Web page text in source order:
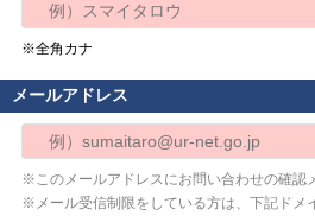
※全角カナ
メールアドレス
※このメールアドレスにお問い合わせの確認
※メール受信制限をしている方は、下記ドメ